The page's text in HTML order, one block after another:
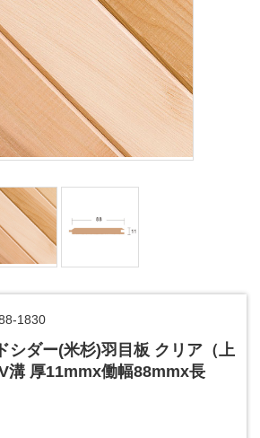
1830
シダー(米杉)羽目板 クリア（上
溝 厚11mmx働幅88mmx長